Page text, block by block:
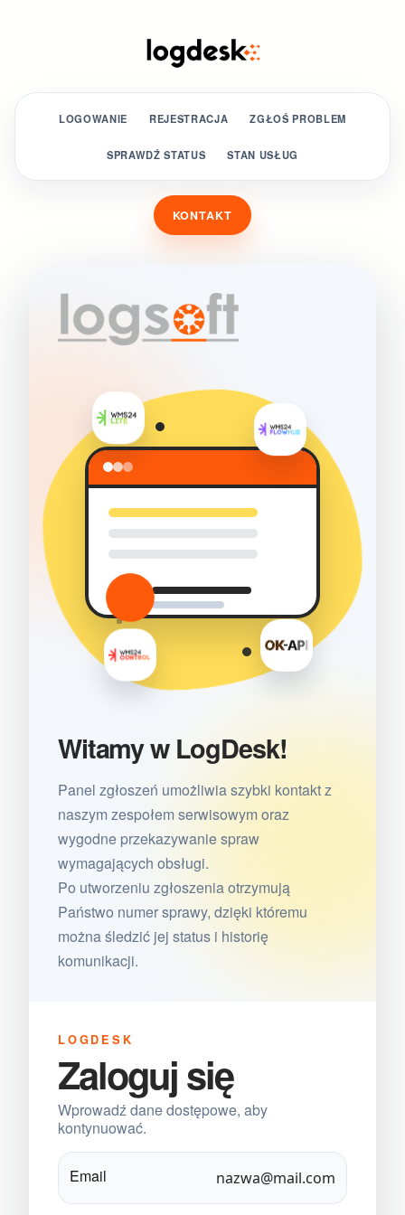
LOGOWANIE REJESTRACJA ZGŁOŚ PROBLEM
SPRAWDŹ STATUS STAN USŁUG
KONTAKT
Witamy w LogDesk!
Panel zgłoszeń umożliwia szybki kontakt z
naszym zespołem serwisowym oraz
wygodne przekazywanie spraw
wymagających obsługi.
Po utworzeniu zgłoszenia otrzymują
Państwo numer sprawy, dzięki któremu
można śledzić jej status i historię
komunikacji.
LOGDESK
Zaloguj się
Wprowadź dane dostępowe, aby
kontynuować.
Email